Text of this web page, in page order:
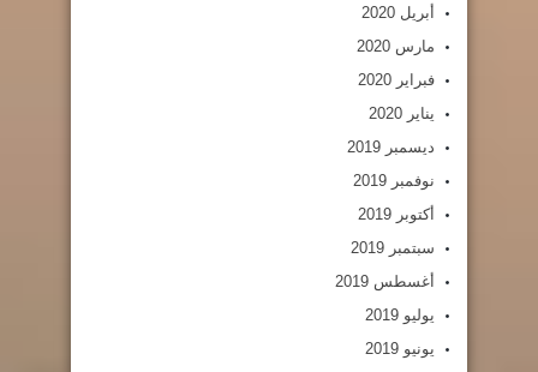
أبريل 2020
مارس 2020
فبراير 2020
يناير 2020
ديسمبر 2019
نوفمبر 2019
أكتوبر 2019
سبتمبر 2019
أغسطس 2019
يوليو 2019
يونيو 2019